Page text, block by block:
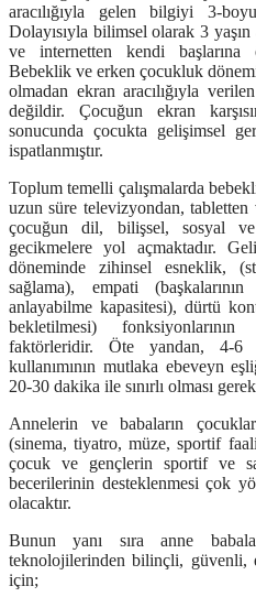
aracılığıyla gelen bilgiyi 3-
Dolayısıyla bilimsel olarak 3
ve internetten kendi başlarına
Bebeklik ve erken çocukluk
olmadan ekran aracılığıyla
değildir. Çocuğun ekran
sonucunda çocukta gelişimsel
ispatlanmıştır.
Toplum temelli çalışmalarda
uzun süre televizyondan,
çocuğun dil, bilişsel, sosyal ve
gecikmelere yol açmaktadır.
döneminde zihinsel esneklik,
sağlama), empati
anlayabilme kapasitesi), dürtü
bekletilmesi)
faktörleridir. Öte yandan, 4-6
kullanımının mutlaka ebeveyn
20-30 dakika ile sınırlı olması
Annelerin ve babaların
(sinema, tiyatro, müze, sportif
çocuk ve gençlerin sportif ve
becerilerinin desteklenmesi çok
olacaktır.
Bunun yanı sıra anne
teknolojilerinden bilinçli, güvenli,
için;